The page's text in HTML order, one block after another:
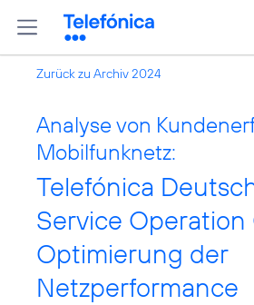
Zurück zu Archiv 2024
Analyse von
Mobilfunknetz:
Telefónica
Service
Optimierung der
Netzperformance